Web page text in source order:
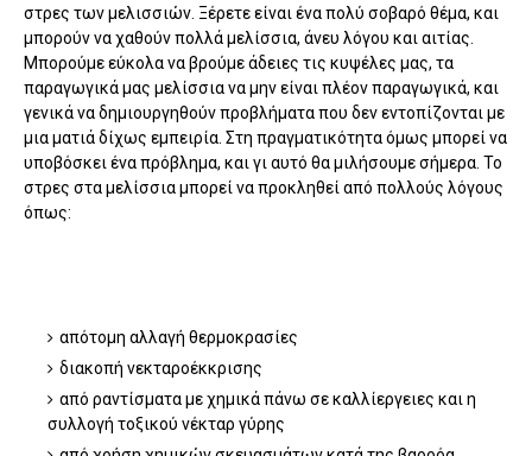
στρες των μελισσιών. Ξέρετε είναι ένα πολύ σοβαρό θέμα, και
μπορούν να χαθούν πολλά μελίσσια, άνευ λόγου και αιτίας.
Μπορούμε εύκολα να βρούμε άδειες τις κυψέλες μας, τα
παραγωγικά μας μελίσσια να μην είναι πλέον παραγωγικά, και
γενικά να δημιουργηθούν προβλήματα που δεν εντοπίζονται με
μια ματιά δίχως εμπειρία. Στη πραγματικότητα όμως μπορεί να
υποβόσκει ένα πρόβλημα, και γι αυτό θα μιλήσουμε σήμερα. Το
στρες στα μελίσσια μπορεί να προκληθεί από πολλούς λόγους
όπως:
απότομη αλλαγή θερμοκρασίες
διακοπή νεκταροέκκρισης
από ραντίσματα με χημικά πάνω σε καλλίεργειες και η
συλλογή τοξικού νέκταρ γύρης